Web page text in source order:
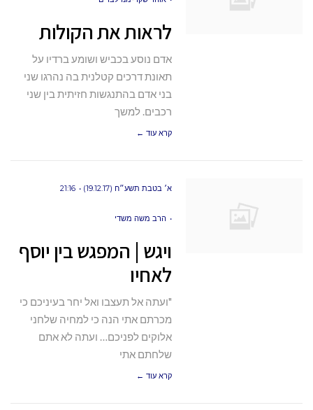
לראות את הקולות
אדם נוסע בכביש ושומע ברדיו על
תאונת דרכים קטלנית בה נהרגו שני
בני אדם בהתנגשות חזיתית בין שני
רכבים. למשך
קרא עוד ←
א׳ בטבת תשע״ח (19.12.17) 21:16
הרב משה משדי
ויגש | המפגש בין יוסף
לאחיו
"ועתה אל תעצבו ואל יחר בעיניכם כי
מכרתם אתי הנה כי למחיה שלחני
אלוקים לפניכם… ועתה לא אתם
שלחתם אתי
קרא עוד ←